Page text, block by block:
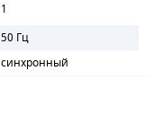
1
50 Гц
синхронный